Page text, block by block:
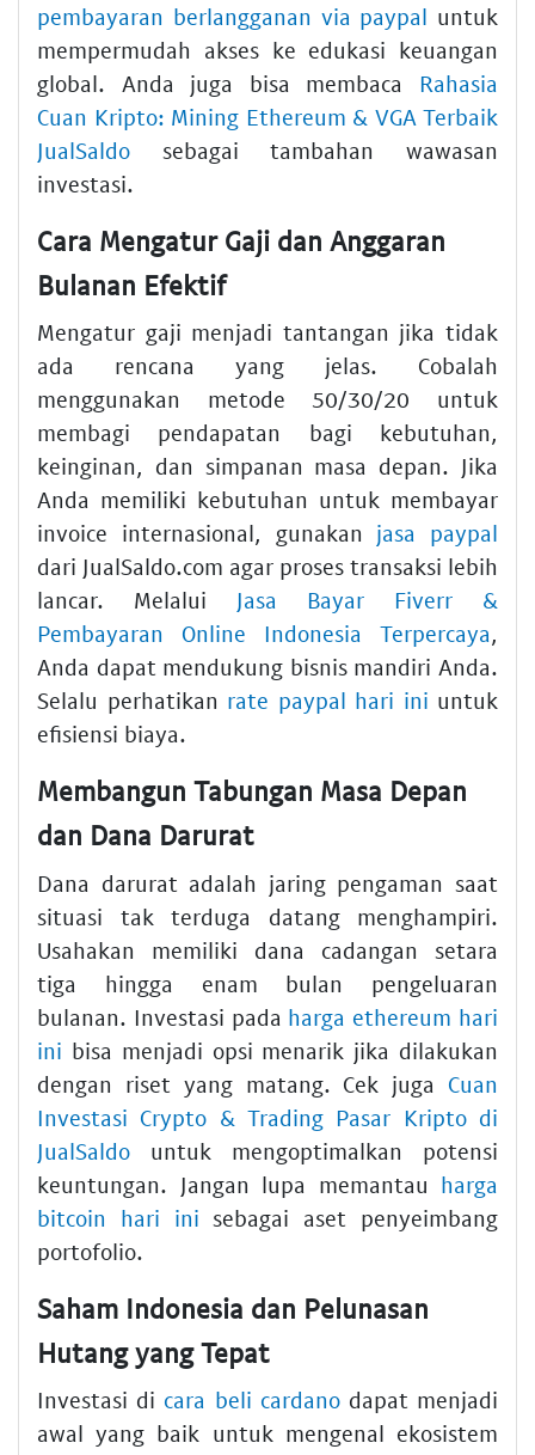
pembayaran berlangganan via paypal untuk
mempermudah akses ke edukasi keuangan
global. Anda juga bisa membaca Rahasia
Cuan Kripto: Mining Ethereum & VGA Terbaik
JualSaldo sebagai tambahan wawasan
investasi.
Cara Mengatur Gaji dan Anggaran
Bulanan Efektif
Mengatur gaji menjadi tantangan jika tidak
ada rencana yang jelas. Cobalah
menggunakan metode 50/30/20 untuk
membagi pendapatan bagi kebutuhan,
keinginan, dan simpanan masa depan. Jika
Anda memiliki kebutuhan untuk membayar
invoice internasional, gunakan jasa paypal
dari JualSaldo.com agar proses transaksi lebih
lancar. Melalui Jasa Bayar Fiverr &
Pembayaran Online Indonesia Terpercaya,
Anda dapat mendukung bisnis mandiri Anda.
Selalu perhatikan rate paypal hari ini untuk
efisiensi biaya.
Membangun Tabungan Masa Depan
dan Dana Darurat
Dana darurat adalah jaring pengaman saat
situasi tak terduga datang menghampiri.
Usahakan memiliki dana cadangan setara
tiga hingga enam bulan pengeluaran
bulanan. Investasi pada harga ethereum hari
ini bisa menjadi opsi menarik jika dilakukan
dengan riset yang matang. Cek juga Cuan
Investasi Crypto & Trading Pasar Kripto di
JualSaldo untuk mengoptimalkan potensi
keuntungan. Jangan lupa memantau harga
bitcoin hari ini sebagai aset penyeimbang
portofolio.
Saham Indonesia dan Pelunasan
Hutang yang Tepat
Investasi di cara beli cardanodapat menjadi
awal yang baik untuk mengenal ekosistem